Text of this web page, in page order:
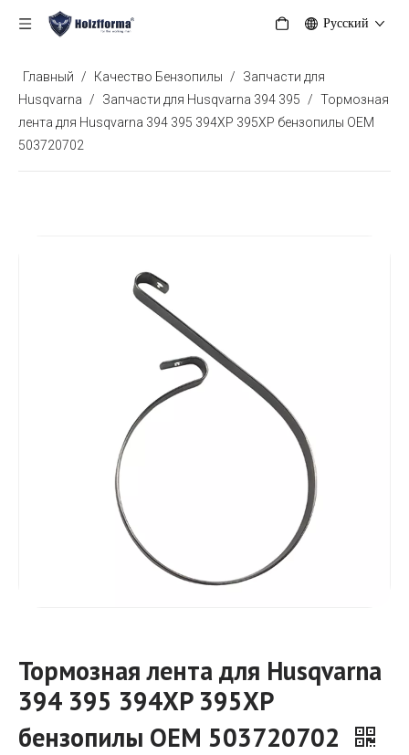
Pусский
Главный / Качество Бензопилы /
Запчасти для
Husqvarna
/ Запчасти для Husqvarna 394 395 / Тормозная
лента для Husqvarna 394 395 394XP 395XP бензопилы OEM
503720702
Тормозная лента для Husqvarna
394 395 394XP 395XP
бензопилы OEM 503720702